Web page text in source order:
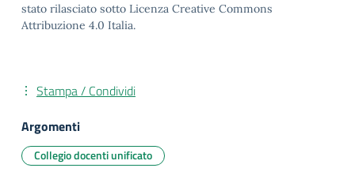
stato rilasciato sotto Licenza Creative Commons
Attribuzione 4.0 Italia.
Stampa / Condividi
Argomenti
Collegio docenti unificato